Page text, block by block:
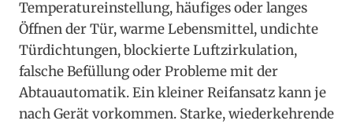
Temperatureinstellung, häufiges oder langes
Öffnen der Tür, warme Lebensmittel, undichte
Türdichtungen, blockierte Luftzirkulation,
falsche Befüllung oder Probleme mit der
Abtauautomatik. Ein kleiner Reifansatz kann je
nach Gerät vorkommen. Starke, wiederkehrende